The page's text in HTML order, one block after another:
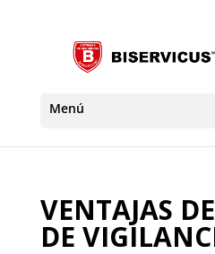
VENTAJAS
DE